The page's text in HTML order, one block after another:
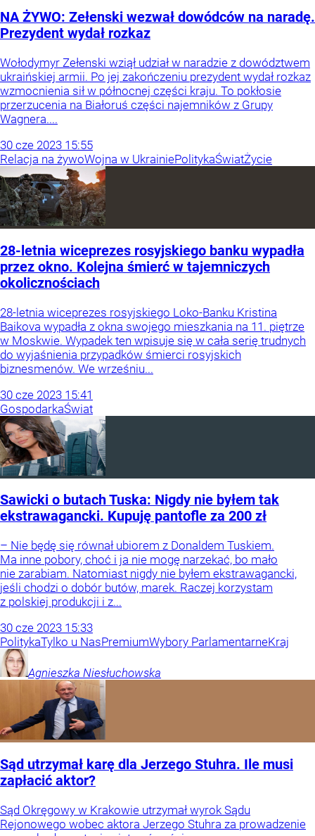
NA ŻYWO: Zełenski wezwał dowódców na naradę.
Prezydent wydał rozkaz
Wołodymyr Zełenski wziął udział w naradzie z dowództwem
ukraińskiej armii. Po jej zakończeniu prezydent wydał rozkaz
wzmocnienia sił w północnej części kraju. To pokłosie
przerzucenia na Białoruś części najemników z Grupy
Wagnera....
30 cze 2023 15:55
Relacja na żywoWojna w UkrainiePolitykaŚwiatŻycie
28-letnia wiceprezes rosyjskiego banku wypadła
przez okno. Kolejna śmierć w tajemniczych
okolicznościach
28-letnia wiceprezes rosyjskiego Loko-Banku Kristina
Baikova wypadła z okna swojego mieszkania na 11. piętrze
w Moskwie. Wypadek ten wpisuje się w cała serię trudnych
do wyjaśnienia przypadków śmierci rosyjskich
biznesmenów. We wrześniu...
30 cze 2023 15:41
GospodarkaŚwiat
Sawicki o butach Tuska: Nigdy nie byłem tak
ekstrawagancki. Kupuję pantofle za 200 zł
– Nie będę się równał ubiorem z Donaldem Tuskiem.
Ma inne pobory, choć i ja nie mogę narzekać, bo mało
nie zarabiam. Natomiast nigdy nie byłem ekstrawagancki,
jeśli chodzi o dobór butów, marek. Raczej korzystam
z polskiej produkcji i z...
30 cze 2023 15:33
PolitykaTylko u NasPremiumWybory ParlamentarneKraj
Agnieszka Niesłuchowska
Sąd utrzymał karę dla Jerzego Stuhra. Ile musi
zapłacić aktor?
Sąd Okręgowy w Krakowie utrzymał wyrok Sądu
Rejonowego wobec aktora Jerzego Stuhra za prowadzenie